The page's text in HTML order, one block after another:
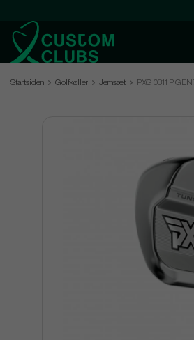
Startsiden Golfkøller Jernsæt PXG 0311 P